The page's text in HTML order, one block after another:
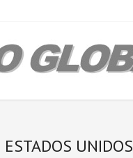
ESTADOS UNIDOS